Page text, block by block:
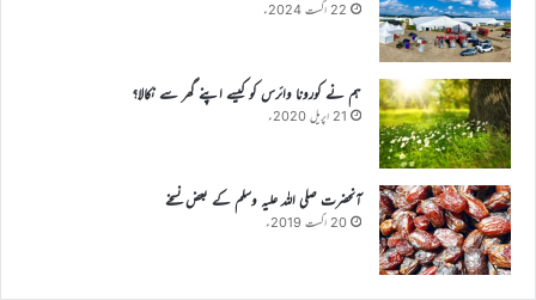
22 اگست 2024ء
ہم نے کورونا وائرس کو کیسے اپنے گھر سے نکالا؟
21 اپریل 2020ء
آنحضرت صلی اللہ علیہ وسلم کے بعض نسخے
20 اگست 2019ء